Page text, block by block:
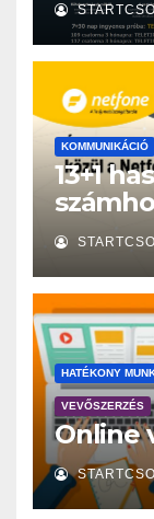
KOMMUNIKÁCIÓ
13+1
HATÉKONY
VEVŐSZERZÉS
Online